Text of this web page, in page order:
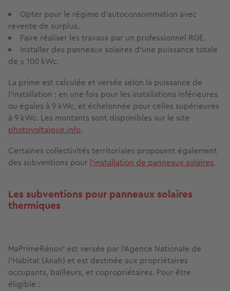
Opter pour le régime d’autoconsommation avec
revente de surplus.
Faire réaliser les travaux par un professionnel RGE.
Installer des panneaux solaires d’une puissance totale
de ≤ 100 kWc.
La prime est calculée et versée selon la puissance de
l’installation : en une fois pour les installations inférieures
ou égales à 9 kWc, et échelonnée pour celles supérieures
à 9 kWc. Les montants sont disponibles sur le site
photovoltaique.info.
Certaines collectivités territoriales proposent également
des subventions pour l’installation de panneaux solaires.
Les subventions pour panneaux solaires
thermiques
MaPrimeRénov’ est versée par l’Agence Nationale de
l’Habitat (Anah) et est destinée aux propriétaires
occupants, bailleurs, et copropriétaires. Pour être
éligible :